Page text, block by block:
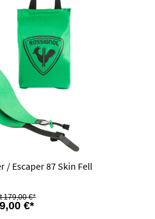
/ Escaper 87 Skin Fell
€*
179,00 €*